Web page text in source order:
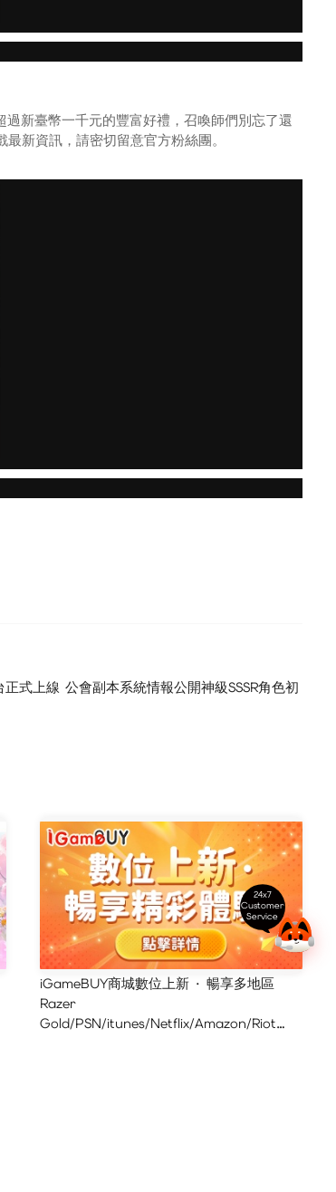
新臺幣一千元的豐富好禮，召喚師們別忘了還
新資訊，請密切留意官方粉絲團。
正式上線 公會副本系統情報公開神級SSSR角色初
iGameBUY商城數位上新 · 暢享多地區
Razer
Gold/PSN/itunes/Netflix/Amazon/Riot
24x7
Customer
Service